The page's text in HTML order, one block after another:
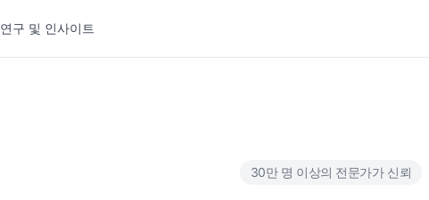
연구 및 인사이트
30만 명 이상의 전문가가 신뢰